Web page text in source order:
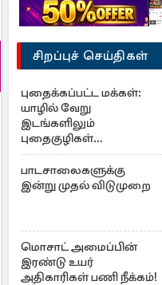
சிறப்புச் செய்திகள்
புதைக்கப்பட்ட மக்கள்:
யாழில் வேறு
இடங்களிலும்
புதைகுழிகள்
இருக்கலாம்..!
எழுமாற்றாக அகழ்வு
பாடசாலைகளுக்கு
இன்று முதல் விடுமுறை
மொசாட் அமைப்பின்
இரண்டு உயர்
அதிகாரிகள் பணி நீக்கம்!